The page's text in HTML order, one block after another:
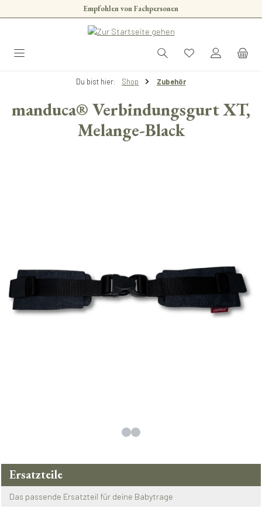
Zum Hauptinhalt springenEmpfohlen von Fachpersonen
Du bist hier: Shop Zubehör
manduca® Verbindungsgurt XT,
Melange-Black
Ersatzteile
Das passende Ersatzteil für deine Babytrage